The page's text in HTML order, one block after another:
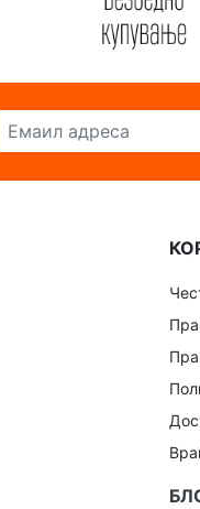
Емаил адреса